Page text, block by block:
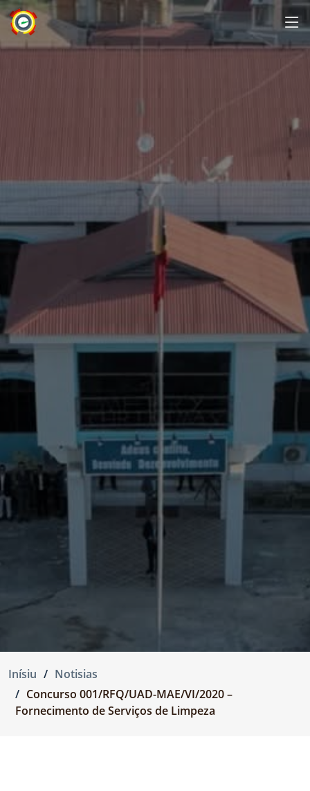
Inísiu
Notisias
Concurso 001/RFQ/UAD-MAE/VI/2020 –
Fornecimento de Serviços de Limpeza